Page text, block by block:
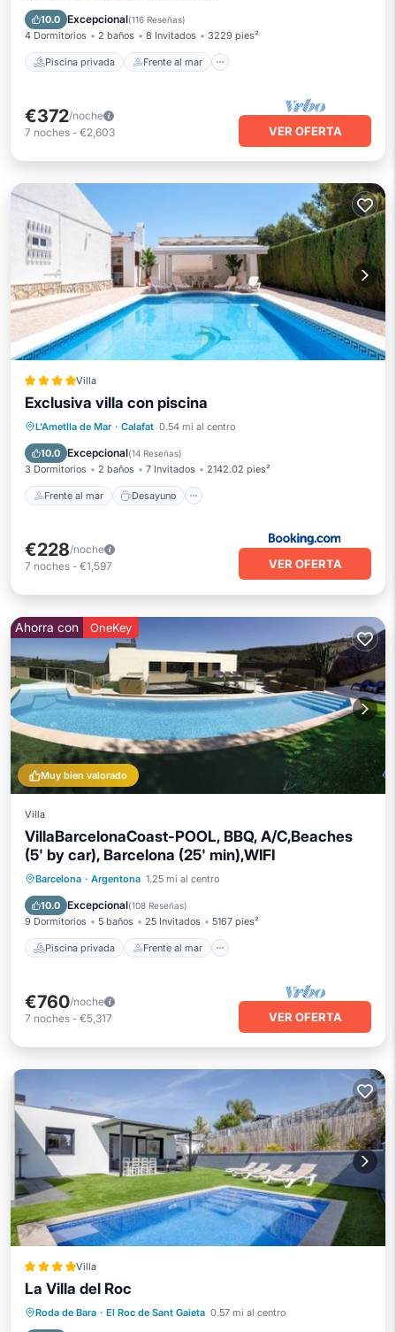
10.0 Excepcional(116 Reseñas)
4 Dormitorios 2 baños 8 Invitados 3229 pies²
Piscina privada Frente al mar
Aparcamiento
€372/noche
7 noches - €2,603 VER OFERTA
Villa
Exclusiva villa con piscina
L'Ametlla de Mar · Calafat 0.54 mi al centro
10.0 Excepcional(14 Reseñas)
3 Dormitorios 2 baños 7 Invitados 2142.02 pies²
Frente al mar Desayuno
Frente al mar
Desayuno
Aparcamiento
€228/noche
7 noches - €1,597 VER OFERTA
Muy bien valorado
Ahorra con OneKey
Villa
VillaBarcelonaCoast-POOL, BBQ, A/C,Beaches
(5' by car), Barcelona (25' min),WIFI
Barcelona · Argentona 1.25 mi al centro
10.0 Excepcional(108 Reseñas)
9 Dormitorios 5 baños 25 Invitados 5167 pies²
Piscina privada Frente al mar
Piscina privada
Frente al mar
Aparcamiento
€760/noche
7 noches - €5,317 VER OFERTA
Villa
La Villa del Roc
Roda de Bara · El Roc de Sant Gaieta 0.57 mi al centro
Estación de carga para vehículos eléctricos
Aparcamiento
Piscina